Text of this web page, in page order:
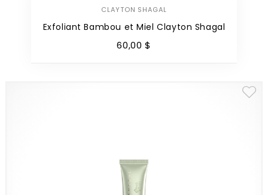
CLAYTON SHAGAL
Exfoliant Bambou et Miel Clayton Shagal
60,00 $